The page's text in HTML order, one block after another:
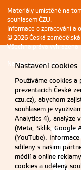
Materiály umístěné na
souhlasem ČZU.
Informace o zpracování a
© 2026 Česká
Všechna práva vyhrazena
Nastavení cookies
Nastavení cookies
Používáme cookies
prezentacích České
czu.cz), abychom
souhlasem je
Analytics 4), analýze
(Meta, Sklik, Google
(YouTube).
sdíleny s našimi
médií a online
cookies a udělený